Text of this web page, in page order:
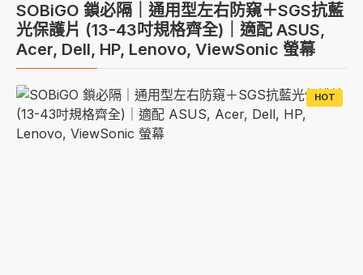
SOBiGO 鎖必隔｜通用型左右防窺＋SGS抗藍
光保護片 (13-43吋規格齊全)｜適配 ASUS,
Acer, Dell, HP, Lenovo, ViewSonic 螢幕
HOT